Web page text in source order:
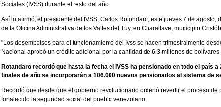
Sociales (IVSS) durante el resto del año.
Así lo afirmó, el presidente del IVSS, Carlos Rotondaro, este jueves 7 de agosto,
de la Oficina Administrativa de los Valles del Tuy, en Charallave, municipio
"Los desembolsos para el funcionamiento del Ivss se hacen trimestralmente
Nacional aprobó un crédito adicional por la cantidad de 6.3 millones de
Rotandaro recordó que hasta la fecha el IVSS ha pensionado en todo el país
finales de año se incorporarán a 106.000 nuevos pensionados al sistema de
Recordó que desde que el gobierno revolucionario ordenó revertir el proceso de
fortalecido la seguridad social del pueblo venezolano.